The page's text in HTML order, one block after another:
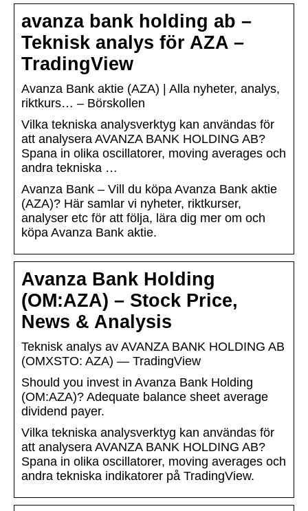
avanza bank holding ab –
Teknisk analys för AZA –
TradingView
Avanza Bank aktie (AZA) | Alla nyheter, analys,
riktkurs… – Börskollen
Vilka tekniska analysverktyg kan användas för
att analysera AVANZA BANK HOLDING AB?
Spana in olika oscillatorer, moving averages och
andra tekniska …
Avanza Bank – Vill du köpa Avanza Bank aktie
(AZA)? Här samlar vi nyheter, riktkurser,
analyser etc för att följa, lära dig mer om och
köpa Avanza Bank aktie.
Avanza Bank Holding
(OM:AZA) – Stock Price,
News & Analysis
Teknisk analys av AVANZA BANK HOLDING AB
(OMXSTO: AZA) — TradingView
Should you invest in Avanza Bank Holding
(OM:AZA)? Adequate balance sheet average
dividend payer.
Vilka tekniska analysverktyg kan användas för
att analysera AVANZA BANK HOLDING AB?
Spana in olika oscillatorer, moving averages och
andra tekniska indikatorer på TradingView.